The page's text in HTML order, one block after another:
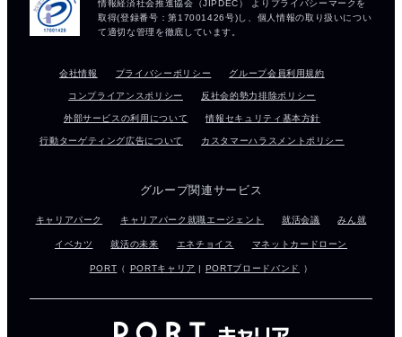
会社情報 プライバシーポリシー グループ会員利用規約
コンプライアンスポリシー 反社会的勢力排除ポリシー
外部サービスの利用について 情報セキュリティ基本方針
行動ターゲティング広告について カスタマーハラスメントポリシー